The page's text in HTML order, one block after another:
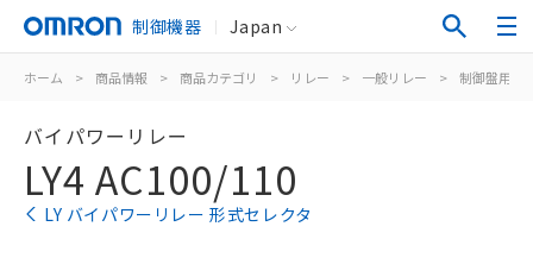
制御機器 Japan
ホーム > 商品情報 > 商品カテゴリ > リレー > 一般リレー > 制御盤用
バイパワーリレー
LY4 AC100/110
LY バイパワーリレー 形式セレクタ